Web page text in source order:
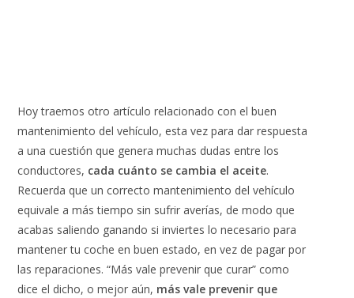
Hoy traemos otro artículo relacionado con el buen
mantenimiento del vehículo, esta vez para dar respuesta
a una cuestión que genera muchas dudas entre los
conductores, cada cuánto se cambia el aceite.
Recuerda que un correcto mantenimiento del vehículo
equivale a más tiempo sin sufrir averías, de modo que
acabas saliendo ganando si inviertes lo necesario para
mantener tu coche en buen estado, en vez de pagar por
las reparaciones. “Más vale prevenir que curar” como
dice el dicho, o mejor aún, más vale prevenir que